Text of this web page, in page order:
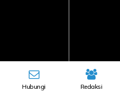
Hubungi Redaksi